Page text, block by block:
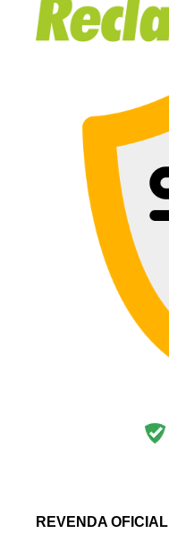
REVENDA OFICIAL